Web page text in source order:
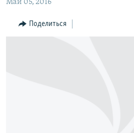
Перейти
поиску
РЕГИОН
НАГОРНЫЙ КАРАБАХ
Май 05, 2016
Поделиться